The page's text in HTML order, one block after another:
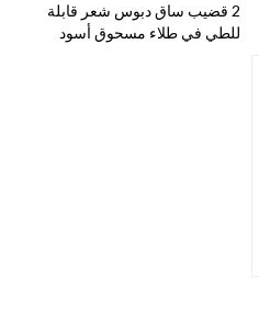
2 قضيب ساق دبوس شعر قابلة
للطي في طلاء مسحوق أسود